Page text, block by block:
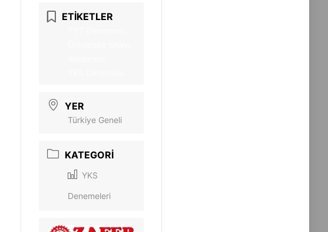
ETİKETLER
YER
Türkiye Geneli
KATEGORI
YKS
Denemeleri